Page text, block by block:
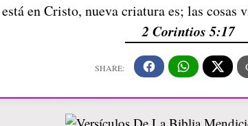
en Cristo, nueva criatura es; las cosas
2 Corintios 5:17